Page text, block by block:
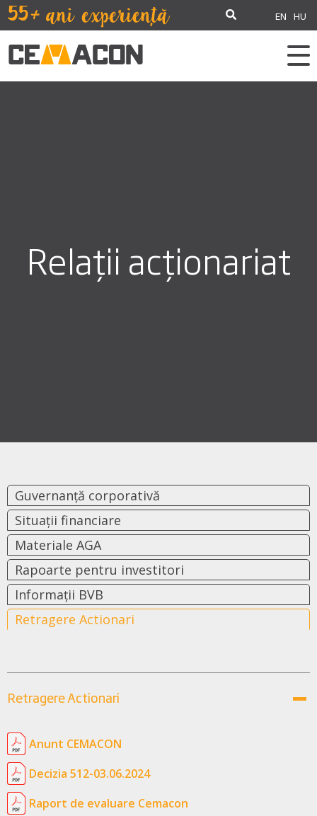
EN HU
Relații acționariat
Guvernanță corporativă
Situații financiare
Materiale AGA
Rapoarte pentru investitori
Informații BVB
Retragere Actionari
Retragere Actionari
Anunt CEMACON
Decizia 512-03.06.2024
Raport de evaluare Cemacon